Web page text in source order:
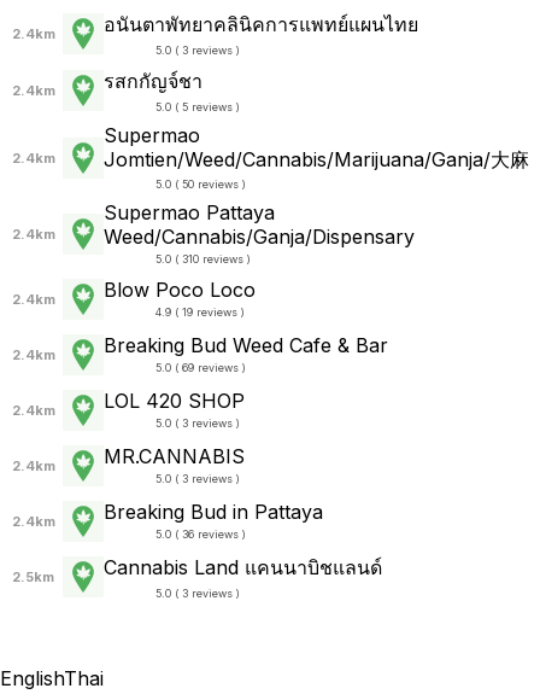
2.4km อนันตาพัทยาคลินิคการแพทย์แผนไทย
5.0 ( 3 reviews )
2.4km รสกกัญจ์ชา
5.0 ( 5 reviews )
2.4km
Supermao
Jomtien/Weed/Cannabis/Marijuana/Ganja/大麻
5.0 ( 50 reviews )
2.4km
Supermao Pattaya
Weed/Cannabis/Ganja/Dispensary
5.0 ( 310 reviews )
2.4km Blow Poco Loco
4.9 ( 19 reviews )
2.4km Breaking Bud Weed Cafe & Bar
5.0 ( 69 reviews )
2.4km LOL 420 SHOP
5.0 ( 3 reviews )
2.4km MR.CANNABIS
5.0 ( 3 reviews )
2.4km Breaking Bud in Pattaya
5.0 ( 36 reviews )
2.5km Cannabis Land แคนนาบิชแลนด์
5.0 ( 3 reviews )
EnglishThai